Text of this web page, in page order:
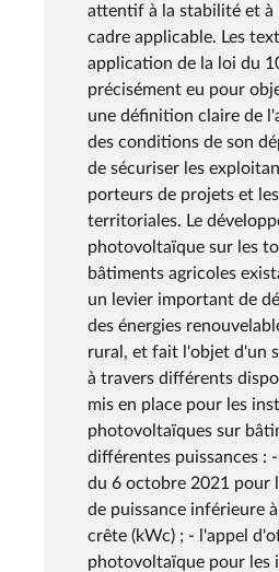
attentif à la stabilité et à
cadre applicable. Les
application de la loi du
précisément eu pour
une définition claire de
des conditions de son
de sécuriser les
porteurs de projets et
territoriales. Le
photovoltaïque sur les
bâtiments agricoles
un levier important de
des énergies
rural, et fait l'objet d'un
à travers différents
mis en place pour les
photovoltaïques sur
différentes puissances :
du 6 octobre 2021 pour
de puissance inférieure
crête (kWc) ; - l'appel
photovoltaïque pour les